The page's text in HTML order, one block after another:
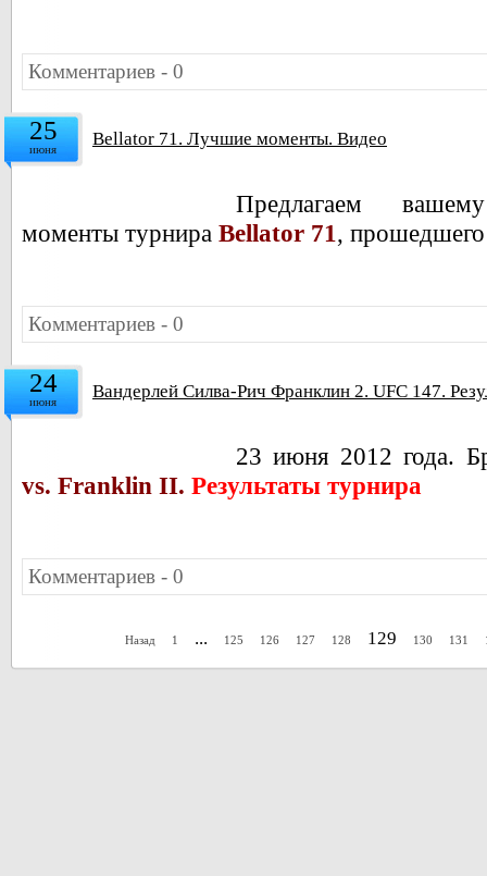
Комментариев - 0
25
июня Bellator 71. Лучшие моменты. Видео
Предлагаем
моменты турнира Bellator 71,
Комментариев - 0
24
июня Вандерлей Силва-Рич Франклин 2. UFC 147.
23 июня 2012 года.
vs. Franklin II. Результаты турнира
Комментариев - 0
Назад 1 ... 125 126 127 128 129 130 131